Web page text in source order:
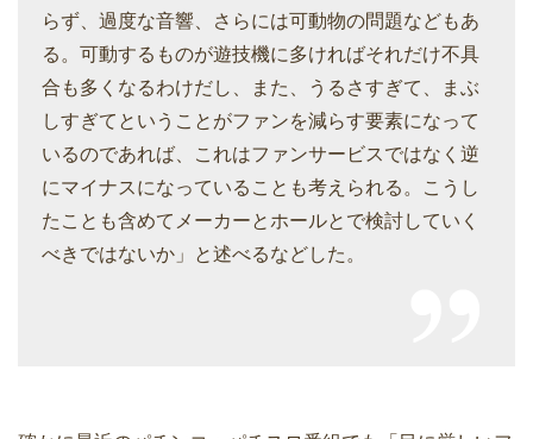
らず、過度な音響、さらには可動物の問題などもあ
る。可動するものが遊技機に多ければそれだけ不具
合も多くなるわけだし、また、うるさすぎて、まぶ
しすぎてということがファンを減らす要素になって
いるのであれば、これはファンサービスではなく逆
にマイナスになっていることも考えられる。こうし
たことも含めてメーカーとホールとで検討していく
べきではないか」と述べるなどした。